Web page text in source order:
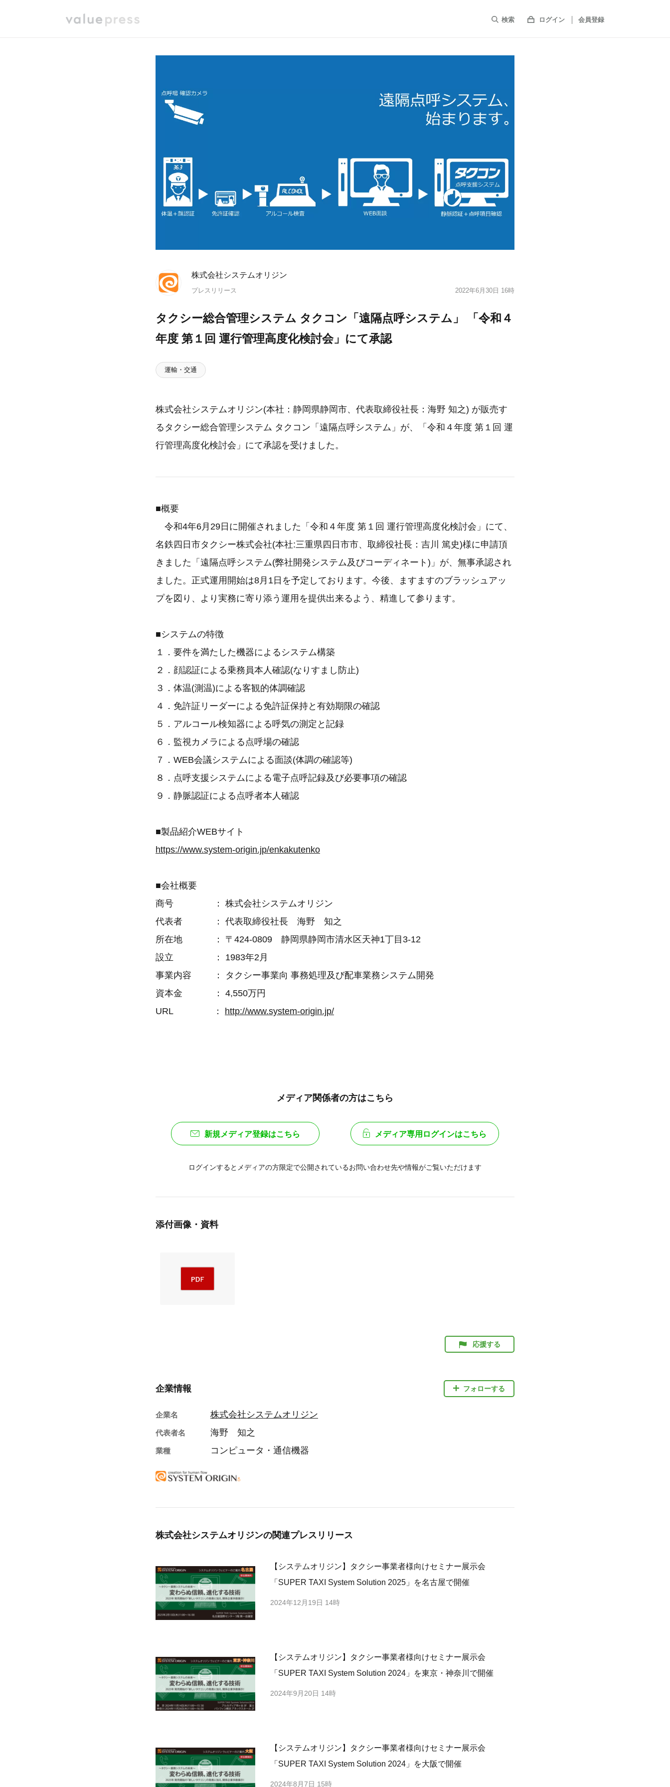
検索 ログイン 会員登録
株式会社システムオリジン
プレスリリース 2022年6月30日 16時
タクシー総合管理システム タクコン「遠隔点呼システム」 「令和４
年度 第１回 運行管理高度化検討会」にて承認
運輸・交通
株式会社システムオリジン(本社：静岡県静岡市、代表取締役社長：海野 知之) が販売す
るタクシー総合管理システム タクコン「遠隔点呼システム」が、「令和４年度 第１回 運
行管理高度化検討会」にて承認を受けました。
■概要
令和4年6月29日に開催されました「令和４年度 第１回 運行管理高度化検討会」にて、
名鉄四日市タクシー株式会社(本社:三重県四日市市、取締役社長：吉川 篤史)様に申請頂
きました「遠隔点呼システム(弊社開発システム及びコーディネート)」が、無事承認され
ました。正式運用開始は8月1日を予定しております。今後、ますますのブラッシュアッ
プを図り、より実務に寄り添う運用を提供出来るよう、精進して参ります。
■システムの特徴
１．要件を満たした機器によるシステム構築
２．顔認証による乗務員本人確認(なりすまし防止)
３．体温(測温)による客観的体調確認
４．免許証リーダーによる免許証保持と有効期限の確認
５．アルコール検知器による呼気の測定と記録
６．監視カメラによる点呼場の確認
７．WEB会議システムによる面談(体調の確認等)
８．点呼支援システムによる電子点呼記録及び必要事項の確認
９．静脈認証による点呼者本人確認
■製品紹介WEBサイト
https://www.system-origin.jp/enkakutenko
■会社概要
商号 ： 株式会社システムオリジン
代表者 ： 代表取締役社長 海野 知之
所在地 ： 〒424-0809 静岡県静岡市清水区天神1丁目3-12
設立 ： 1983年2月
事業内容 ： タクシー事業向 事務処理及び配車業務システム開発
資本金 ： 4,550万円
URL ： http://www.system-origin.jp/
メディア関係者の方はこちら
新規メディア登録はこちら メディア専用ログインはこちら
ログインするとメディアの方限定で公開されているお問い合わせ先や情報がご覧いただけます
添付画像・資料
応援する
企業情報 フォローする
企業名 株式会社システムオリジン
代表者名 海野 知之
業種 コンピュータ・通信機器
株式会社システムオリジンの関連プレスリリース
【システムオリジン】タクシー事業者様向けセミナー展示会
「SUPER TAXI System Solution 2025」を名古屋で開催
2024年12月19日 14時
【システムオリジン】タクシー事業者様向けセミナー展示会
「SUPER TAXI System Solution 2024」を東京・神奈川で開催
2024年9月20日 14時
【システムオリジン】タクシー事業者様向けセミナー展示会
「SUPER TAXI System Solution 2024」を大阪で開催
2024年8月7日 15時